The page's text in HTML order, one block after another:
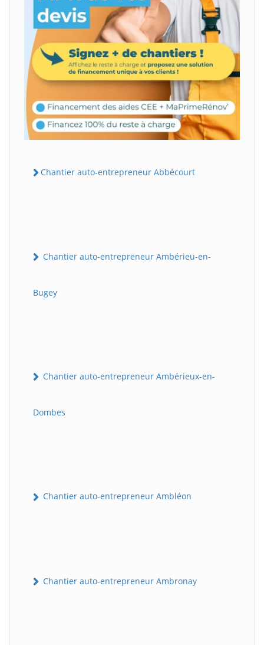
Chantier auto-entrepreneur Abbécourt
Chantier auto-entrepreneur Ambérieu-en-
Bugey
Chantier auto-entrepreneur Ambérieux-en-
Dombes
Chantier auto-entrepreneur Ambléon
Chantier auto-entrepreneur Ambronay